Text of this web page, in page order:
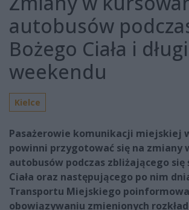
autobusów
Bożego Ciała i
weekendu
Kielce
Pasażerowie komunikacji miejskiej
powinni przygotować się na zmiany
autobusów podczas zbliżającego się
Ciała oraz następującego po nim
Transportu Miejskiego
obowiązywaniu zmienionych